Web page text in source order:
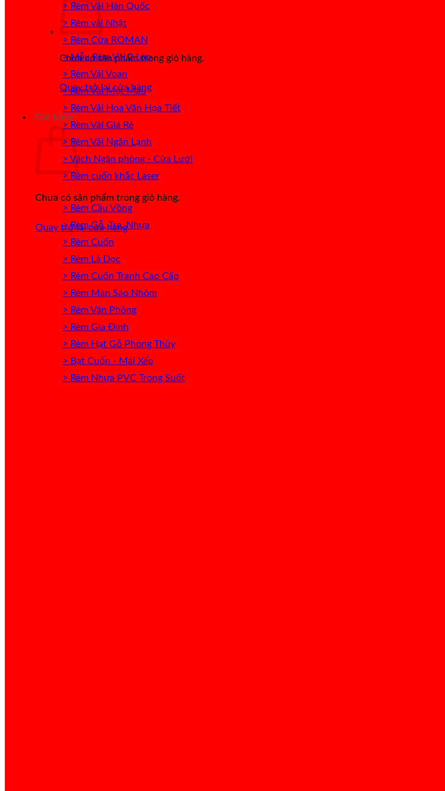
Chưa có sản phẩm trong giỏ hàng.
Quay trở lại cửa hàng
Giỏ hàng
Chưa có sản phẩm trong giỏ hàng.
Quay trở lại cửa hàng
> Rèm Vải Hàn Quốc
> Rèm vải Nhật
> Rèm Cửa ROMAN
> Mẫu Rèm Vải 2 Lớp
> Rèm Vải Voan
> Rèm Vải Một Màu
> Rèm Vải Hoa Văn Họa Tiết
> Rèm Vải Giá Rẻ
> Rèm Vải Ngăn Lạnh
> Vách Ngăn phòng - Cửa Lưới
> Rèm cuốn khắc Laser
> Rèm Cầu Vồng
> Rèm Gỗ, Tre, Nhựa
> Rèm Cuốn
> Rèm Lá Dọc
> Rèm Cuốn Tranh Cao Cấp
> Rèm Màn Sáo Nhôm
> Rèm Văn Phòng
> Rèm Gia Đình
> Rèm Hạt Gỗ Phong Thủy
> Bạt Cuốn - Mái Xếp
> Rèm Nhựa PVC Trong Suốt